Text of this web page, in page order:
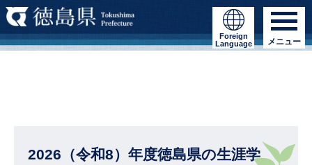
Foreign
Language
メニュー
2026（令和8）年度徳島県の生涯学